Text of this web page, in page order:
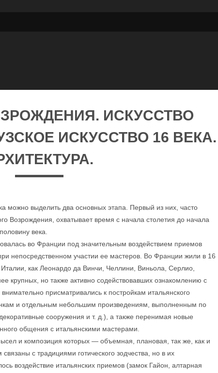
ИСКУССТВО
ИСКУССТВО 16 ВЕКА.
можно выделить два основных этапа. Первый из них, часто
Возрождения, охватывает время с начала столетия до начала
века.
во Франции под значительным воздействием приемов
непосредственном участии ее мастеров. Во Франции жили в 16
как Леонардо да Винчи, Челлини, Виньола, Серлио,
крупных, но также активно содействовавших ознакомлению с
присматривались к постройкам итальянского
и отдельным небольшим произведениям, выполненным по
сооружения и т. д.), а также перенимая новые
общения с итальянскими мастерами.
и композиция которых — объемная, плановая, так же, как и
с традициями готического зодчества, но в их
воздействие итальянских приемов (замок Гайон, алтарная